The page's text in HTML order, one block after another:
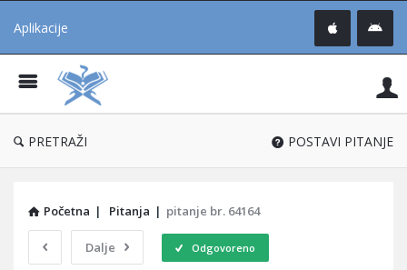
Aplikacije
®
PRETRAŽI POSTAVI PITANJE
Početna | Pitanja | pitanje br. 64164
Dalje Odgovoreno